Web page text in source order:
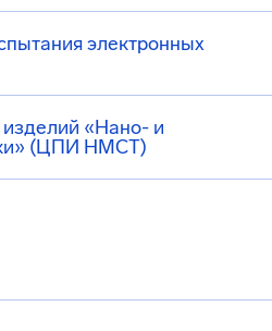
электронных
«Нано- и
(ЦПИ НМСТ)